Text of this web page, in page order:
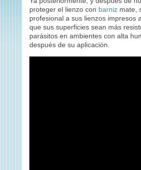
proteger el lienzo con barniz mate,
profesional a sus lienzos impresos
que sus superficies sean más
parásitos en ambientes con alta
después de su aplicación.